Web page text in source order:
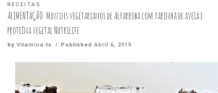
RECEITAS
ALIMENTAÇÃO: Muffins vegetarianos de Alfarroba com farinha de aveia e
proteína vegetal Nutrilite
by Vitamina-te | PublishedAbril 6, 2015